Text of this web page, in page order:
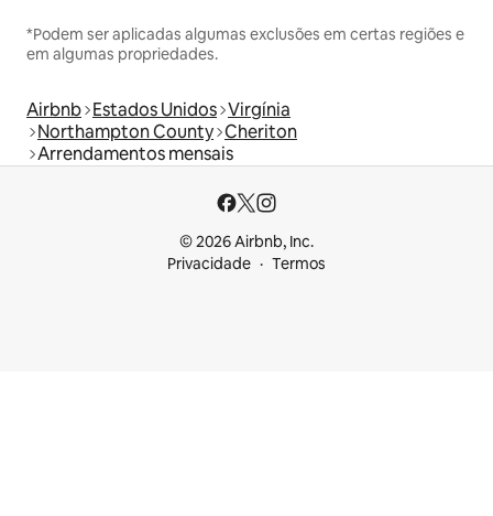
*Podem ser aplicadas algumas exclusões em certas regiões e
em algumas propriedades.
Airbnb Estados Unidos Virgínia
Northampton County Cheriton
Arrendamentos mensais
© 2026 Airbnb, Inc.
Privacidade
Termos